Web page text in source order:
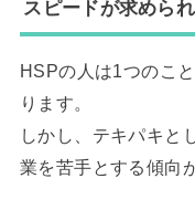
スピードが求めら
HSPの人は1つのこ
ります。
しかし、テキパキと
業を苦手とする傾向